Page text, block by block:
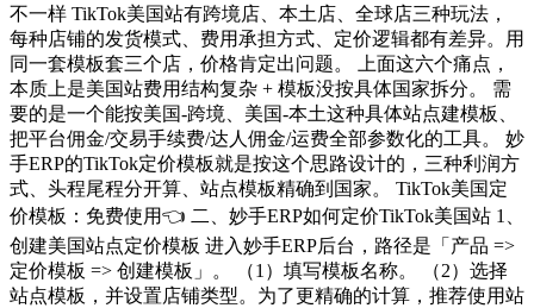
不一样 TikTok美国站有跨境店、本土店、全球店三种玩法，
每种店铺的发货模式、费用承担方式、定价逻辑都有差异。用
同一套模板套三个店，价格肯定出问题。 上面这六个痛点，
本质上是美国站费用结构复杂 + 模板没按具体国家拆分。 需
要的是一个能按美国-跨境、美国-本土这种具体站点建模板、
把平台佣金/交易手续费/达人佣金/运费全部参数化的工具。 妙
手ERP的TikTok定价模板就是按这个思路设计的，三种利润方
式、头程尾程分开算、站点模板精确到国家。 TikTok美国定
价模板：免费使用👈 二、妙手ERP如何定价TikTok美国站 1、
创建美国站点定价模板 进入妙手ERP后台，路径是「产品 =>
定价模板 => 创建模板」。 （1）填写模板名称。 （2）选择
站点模板，并设置店铺类型。为了更精确的计算，推荐使用站